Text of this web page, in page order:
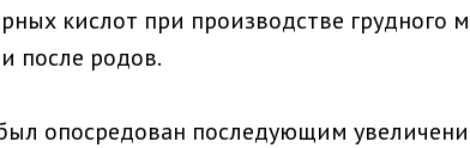
кислот при производстве
после родов.
опосредован последующим